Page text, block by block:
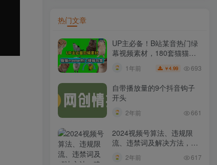
热门文章
UP主必备！B站某音热门绿
幕视频素材，180套猫猫
meme动态绿幕合集包，含
背景图BGM，含使用教程
1年前 ￥4.99 693
自带播放量的9个抖音钩子
开头
2年前 661
2024视频号算法、违规限
流、违禁词及解决方法，建
2年前 617